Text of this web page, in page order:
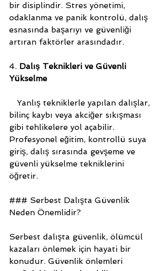
bir disiplindir. Stres yönetimi,
odaklanma ve panik kontrolü, dalış
esnasında başarıyı ve güvenliği
artıran faktörler arasındadır.
4. Dalış Teknikleri ve Güvenli
Yükselme
Yanlış tekniklerle yapılan dalışlar,
bilinç kaybı veya akciğer sıkışması
gibi tehlikelere yol açabilir.
Profesyonel eğitim, kontrollü suya
giriş, dalış sırasında gevşeme ve
güvenli yükselme tekniklerini
öğretir.
### Serbest Dalışta Güvenlik
Neden Önemlidir?
Serbest dalışta güvenlik, ölümcül
kazaları önlemek için hayati bir
konudur. Güvenlik önlemleri